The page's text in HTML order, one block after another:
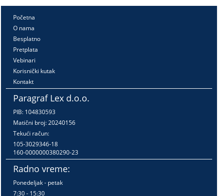
Početna
O nama
Besplatno
Pretplata
Vebinari
Korisnički kutak
Kontakt
Paragraf Lex d.o.o.
PIB: 104830593
Matični broj: 20240156
Tekući račun:
105-3029346-18
160-0000000380290-23
Radno vreme:
Ponedeljak - petak
7:30 - 15:30